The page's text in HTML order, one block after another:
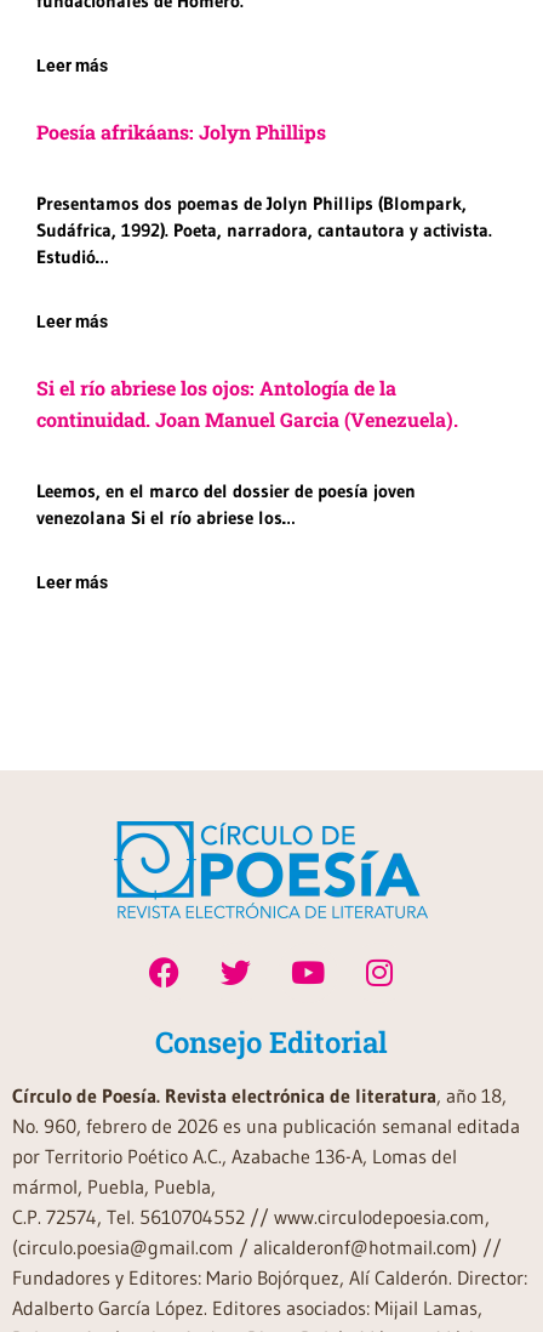
Leer más
Poesía afrikáans: Jolyn Phillips
Presentamos dos poemas de Jolyn Phillips (Blompark,
Sudáfrica, 1992). Poeta, narradora, cantautora y activista.
Estudió…
Leer más
Si el río abriese los ojos: Antología de la
continuidad. Joan Manuel Garcia (Venezuela).
Leemos, en el marco del dossier de poesía joven
venezolana Si el río abriese los…
Leer más
Consejo Editorial
Círculo de Poesía. Revista electrónica de literatura, año 18,
No. 960, febrero de 2026 es una publicación semanal editada
por Territorio Poético A.C., Azabache 136-A, Lomas del
mármol, Puebla, Puebla,
C.P. 72574, Tel. 5610704552 // www.circulodepoesia.com,
(circulo.poesia@gmail.com / alicalderonf@hotmail.com) //
Fundadores y Editores: Mario Bojórquez, Alí Calderón. Director:
Adalberto García López. Editores asociados: Mijail Lamas,